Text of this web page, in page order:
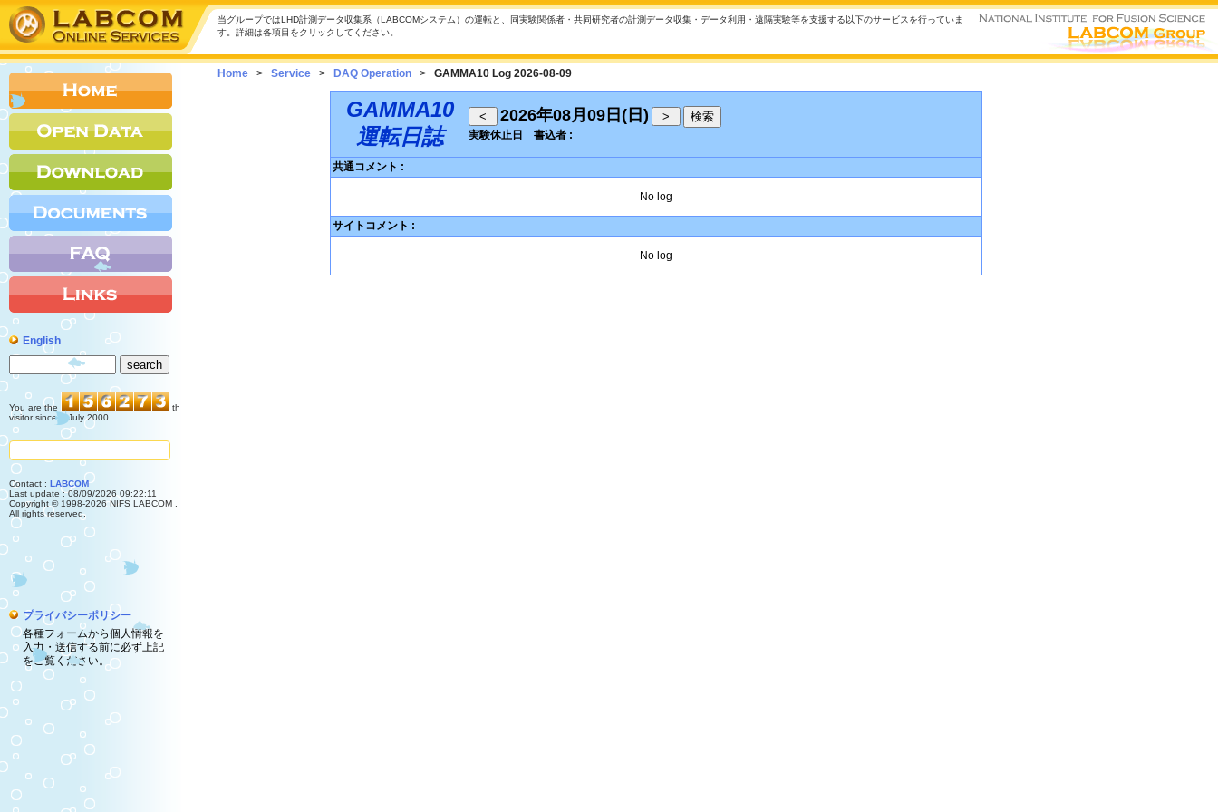
当グループではLHD計測データ収集系（LABCOMシステム）の運転と、同実験関係者・共同研究者の計測データ収集・データ利用・遠隔実験等を支援する以下のサービスを行っていま
す。詳細は各項目をクリックしてください。
English
You are the
th
visitor since 4 July 2000
Contact : LABCOM
Last update : 08/09/2026 09:22:11
Copyright © 1998-2026 NIFS LABCOM .
All rights reserved.
プライバシーポリシー
各種フォームから個人情報を
入力・送信する前に必ず上記
をご覧ください。
Home > Service > DAQ Operation > GAMMA10 Log 2026-08-09
GAMMA10
運転日誌
2026年08月09日(日)
実験休止日 書込者 :
共通コメント :
No log
サイトコメント :
No log